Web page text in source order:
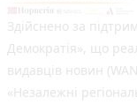
Здійснено за
Демократія», що
видавців новин
«Незалежні